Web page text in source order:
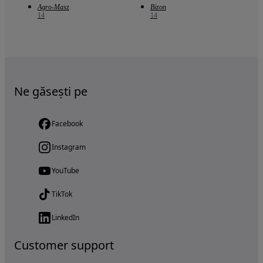
Agro-Masz
14
Bizon
14
Ne găsești pe
Facebook
Instagram
YouTube
TikTok
LinkedIn
Customer support